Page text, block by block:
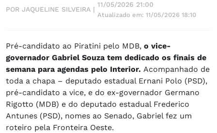
POR JAQUELINE SILVEIRA |
11/05/2026 21:00
Atualizado em: 11/05/2026 18:10
Pré-candidato ao Piratini pelo MDB, o vice-
governador Gabriel Souza tem dedicado os finais de
semana para agendas pelo Interior. Acompanhado de
toda a chapa – deputado estadual Ernani Polo (PSD),
pré-candidato a vice, e do ex-governador Germano
Rigotto (MDB) e do deputado estadual Frederico
Antunes (PSD), nomes ao Senado, Gabriel fez um
roteiro pela Fronteira Oeste.